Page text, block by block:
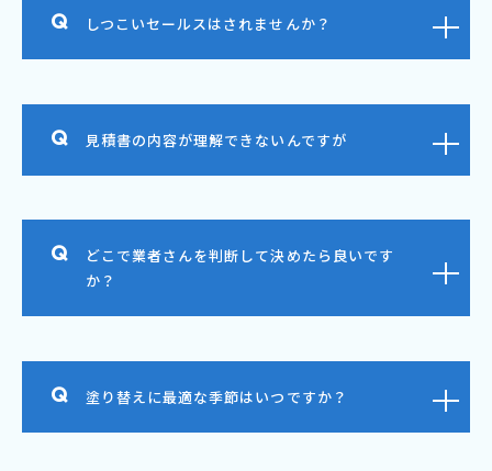
しつこいセールスはされませんか？
見積書の内容が理解できないんですが
どこで業者さんを判断して決めたら良いです
か？
塗り替えに最適な季節はいつですか？